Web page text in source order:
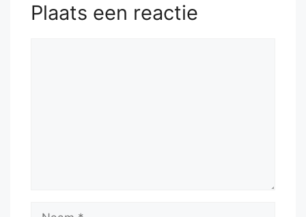
Plaats een reactie
Naam